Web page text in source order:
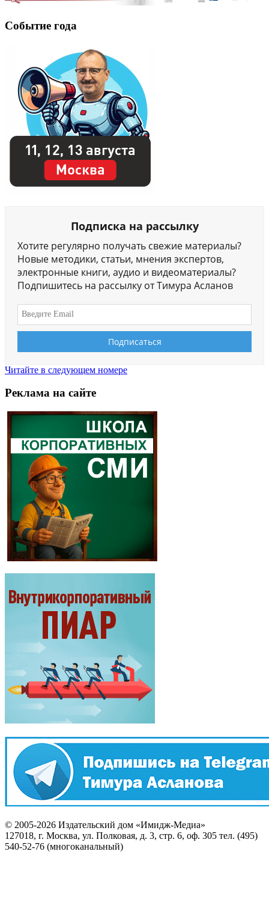
Событие года
Подписка на рассылку
Хотите регулярно получать свежие материалы?
Новые методики, статьи, мнения экспертов,
электронные книги, аудио и видеоматериалы?
Подпишитесь на рассылку от Тимура Асланов
Читайте в следующем номере
Реклама на сайте
© 2005-2026 Издательский дом «Имидж-Медиа»
127018, г. Москва, ул. Полковая, д. 3, стр. 6, оф. 305 тел. (495)
540-52-76 (многоканальный)